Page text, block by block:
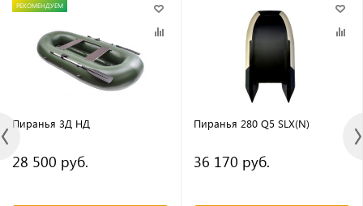
РЕКОМЕНДУЕМ
Пиранья 3Д НД
28 500 руб.
Пиранья 280 Q5 SLX(N)
36 170 руб.